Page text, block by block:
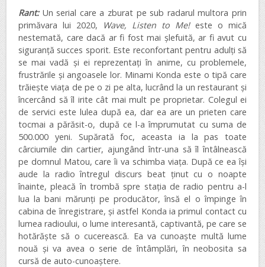
Rant: Un serial care a zburat pe sub radarul multora prin
primăvara lui 2020,
Wave, Listen to Me!este o mică
nestemată, care dacă ar fi fost mai șlefuită, ar fi avut cu
siguranță succes sporit. Este reconfortant pentru adulți să
se mai vadă și ei reprezentați în anime, cu problemele,
frustrările și angoasele lor. Minami Konda este o tipă care
trăiește viața de pe o zi pe alta, lucrând la un restaurant și
încercând să îl irite cât mai mult pe proprietar. Colegul ei
de servici este lulea după ea, dar ea are un prieten care
tocmai a părăsit-o, după ce l-a împrumutat cu suma de
500.000 yeni. Supărată foc, aceasta ia la pas toate
cârciumile din cartier, ajungând într-una să îl întâlnească
pe domnul Matou, care îi va schimba viața. După ce ea își
aude la radio întregul discurs beat ținut cu o noapte
înainte, pleacă în trombă spre stația de radio pentru a-l
lua la bani mărunți pe producător, însă el o împinge în
cabina de înregistrare, și astfel Konda ia primul contact cu
lumea radioului, o lume interesantă, captivantă, pe care se
hotărăște să o cucerească. Ea va cunoaște multă lume
nouă și va avea o serie de întâmplări, în neobosita sa
cursă de auto-cunoaștere.